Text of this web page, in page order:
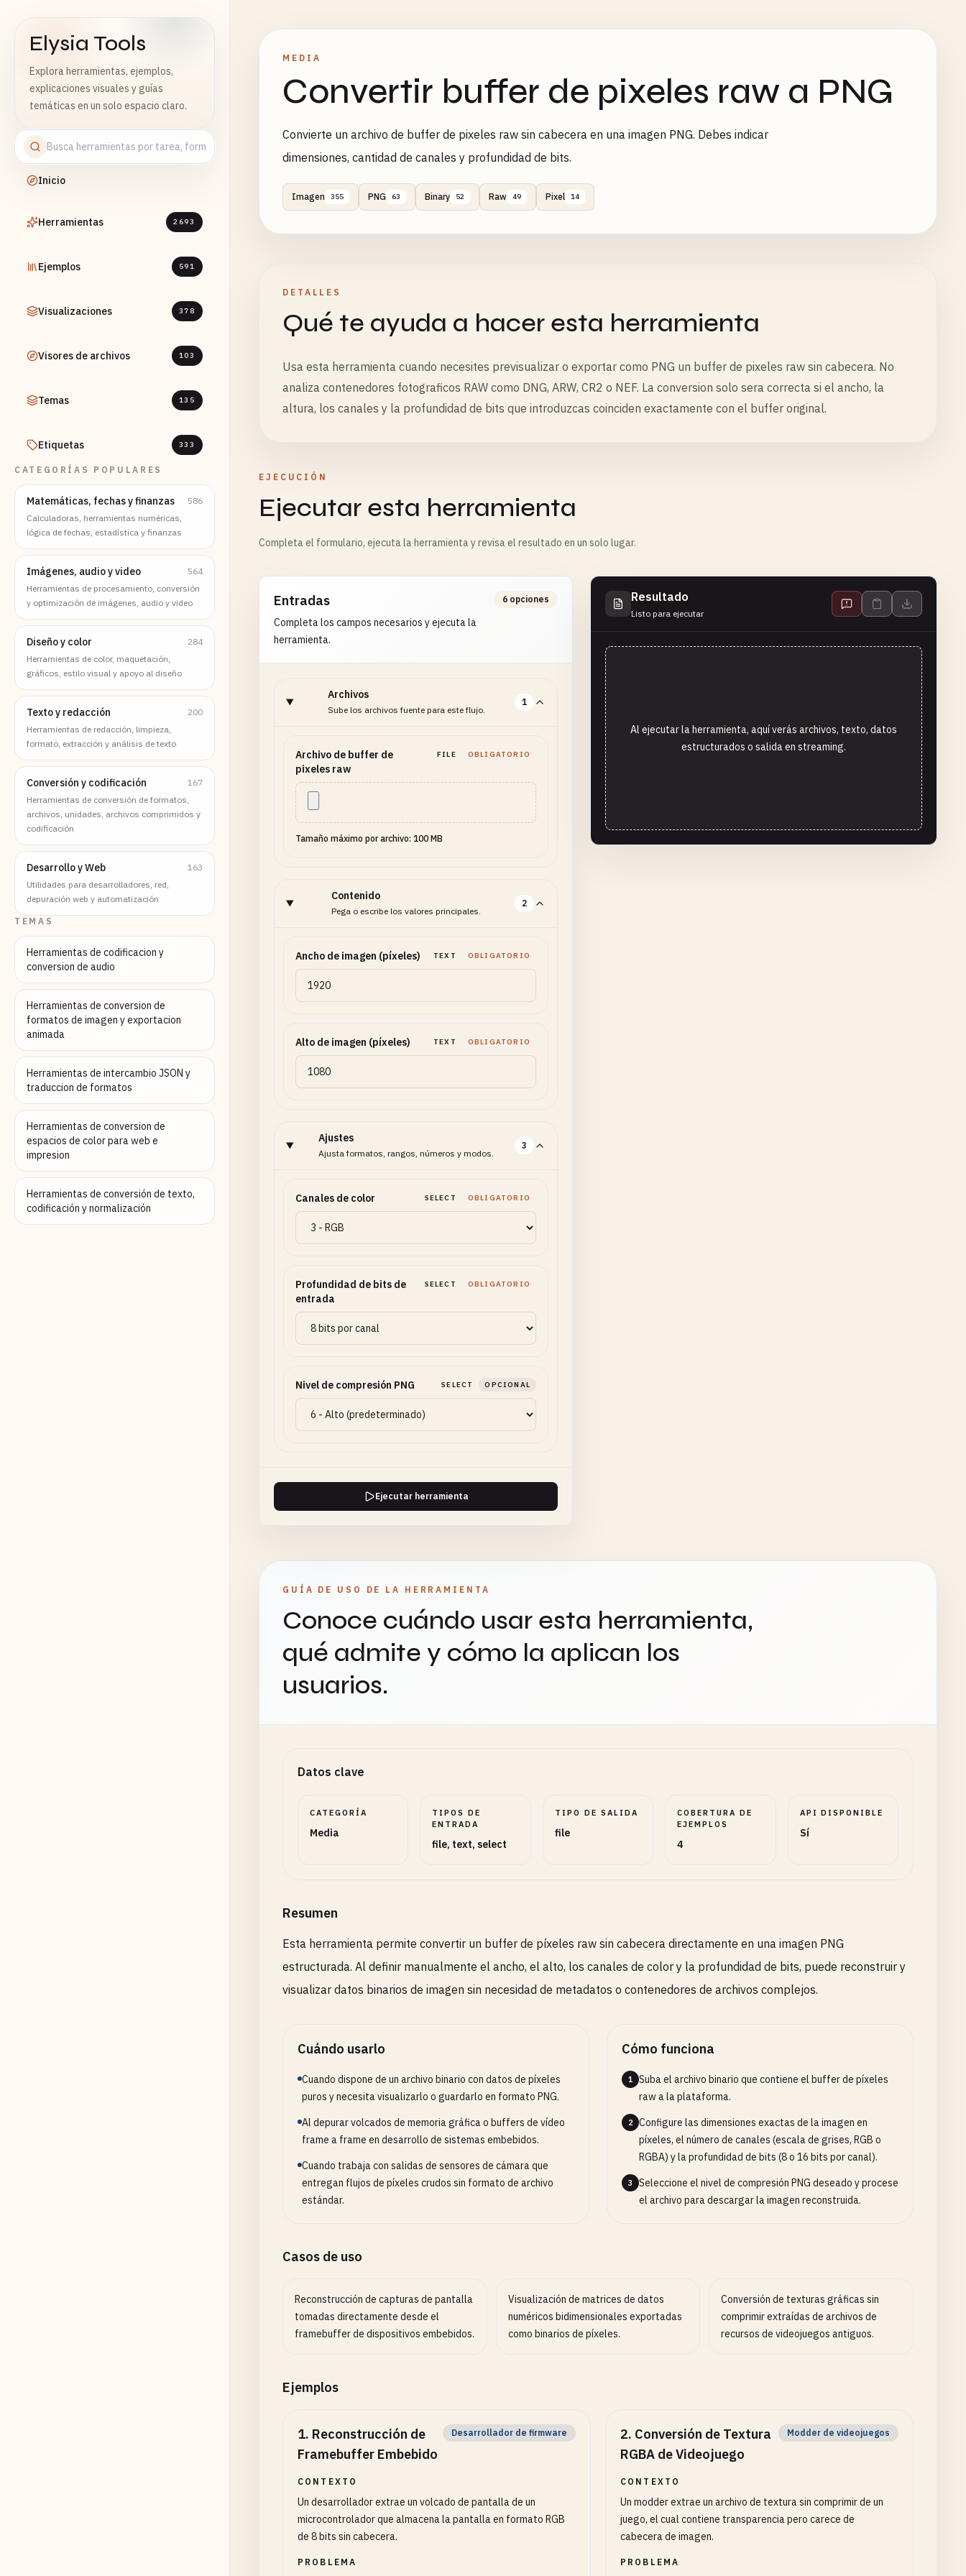
Elysia Tools
Explora herramientas, ejemplos,
explicaciones visuales y guías
temáticas en un solo espacio claro.
Inicio
Herramientas 2693
Ejemplos 591
Visualizaciones 378
Visores de archivos 103
Temas 135
Etiquetas 333
CATEGORÍAS POPULARES
Matemáticas, fechas y finanzas
586
Calculadoras, herramientas numéricas,
lógica de fechas, estadística y finanzas
Imágenes, audio y video
564
Herramientas de procesamiento, conversión
y optimización de imágenes, audio y video
Diseño y color
284
Herramientas de color, maquetación,
gráficos, estilo visual y apoyo al diseño
Texto y redacción
200
Herramientas de redacción, limpieza,
formato, extracción y análisis de texto
Conversión y codificación
167
Herramientas de conversión de formatos,
archivos, unidades, archivos comprimidos y
codificación
Desarrollo y Web
163
Utilidades para desarrolladores, red,
depuración web y automatización
TEMAS
Herramientas de codificacion y
conversion de audio
Herramientas de conversion de
formatos de imagen y exportacion
animada
Herramientas de intercambio JSON y
traduccion de formatos
Herramientas de conversion de
espacios de color para web e
impresion
Herramientas de conversión de texto,
codificación y normalización
MEDIA
Convertir buffer de pixeles raw a PNG
Convierte un archivo de buffer de pixeles raw sin cabecera en una imagen PNG. Debes indicar
dimensiones, cantidad de canales y profundidad de bits.
Imagen 355 PNG 63 Binary 52 Raw 49 Pixel 14
DETALLES
Qué te ayuda a hacer esta herramienta
Usa esta herramienta cuando necesites previsualizar o exportar como PNG un buffer de pixeles raw sin cabecera. No
analiza contenedores fotograficos RAW como DNG, ARW, CR2 o NEF. La conversion solo sera correcta si el ancho, la
altura, los canales y la profundidad de bits que introduzcas coinciden exactamente con el buffer original.
EJECUCIÓN
Ejecutar esta herramienta
Completa el formulario, ejecuta la herramienta y revisa el resultado en un solo lugar.
Entradas
Completa los campos necesarios y ejecuta la
herramienta.
6 opciones
Archivos
Sube los archivos fuente para este flujo.
1
Archivo de buffer de
pixeles raw
FILE OBLIGATORIO
Tamaño máximo por archivo: 100 MB
Contenido
Pega o escribe los valores principales.
2
Ancho de imagen (píxeles) TEXT OBLIGATORIO
Alto de imagen (píxeles) TEXT OBLIGATORIO
Ajustes
Ajusta formatos, rangos, números y modos.
3
Canales de color SELECT OBLIGATORIO
Profundidad de bits de
entrada
SELECT OBLIGATORIO
Nivel de compresión PNG SELECT OPCIONAL
Ejecutar herramienta
Resultado
Listo para ejecutar
Al ejecutar la herramienta, aquí verás archivos, texto, datos
estructurados o salida en streaming.
GUÍA DE USO DE LA HERRAMIENTA
Conoce cuándo usar esta herramienta,
qué admite y cómo la aplican los
usuarios.
Datos clave
CATEGORÍA
Media
TIPOS DE
ENTRADA
file, text, select
TIPO DE SALIDA
file
COBERTURA DE
EJEMPLOS
4
API DISPONIBLE
Sí
Resumen
Esta herramienta permite convertir un buffer de píxeles raw sin cabecera directamente en una imagen PNG
estructurada. Al definir manualmente el ancho, el alto, los canales de color y la profundidad de bits, puede reconstruir y
visualizar datos binarios de imagen sin necesidad de metadatos o contenedores de archivos complejos.
Cuándo usarlo
Cuando dispone de un archivo binario con datos de píxeles
puros y necesita visualizarlo o guardarlo en formato PNG.
Al depurar volcados de memoria gráfica o buffers de vídeo
frame a frame en desarrollo de sistemas embebidos.
Cuando trabaja con salidas de sensores de cámara que
entregan flujos de píxeles crudos sin formato de archivo
estándar.
Cómo funciona
1
Suba el archivo binario que contiene el buffer de píxeles
raw a la plataforma.
2
Configure las dimensiones exactas de la imagen en
píxeles, el número de canales (escala de grises, RGB o
RGBA) y la profundidad de bits (8 o 16 bits por canal).
3
Seleccione el nivel de compresión PNG deseado y procese
el archivo para descargar la imagen reconstruida.
Casos de uso
Reconstrucción de capturas de pantalla
tomadas directamente desde el
framebuffer de dispositivos embebidos.
Visualización de matrices de datos
numéricos bidimensionales exportadas
como binarios de píxeles.
Conversión de texturas gráficas sin
comprimir extraídas de archivos de
recursos de videojuegos antiguos.
Ejemplos
1. Reconstrucción de
Framebuffer Embebido
Desarrollador de firmware
CONTEXTO
Un desarrollador extrae un volcado de pantalla de un
microcontrolador que almacena la pantalla en formato RGB
de 8 bits sin cabecera.
PROBLEMA
2. Conversión de Textura
RGBA de Videojuego
Modder de videojuegos
CONTEXTO
Un modder extrae un archivo de textura sin comprimir de un
juego, el cual contiene transparencia pero carece de
cabecera de imagen.
PROBLEMA